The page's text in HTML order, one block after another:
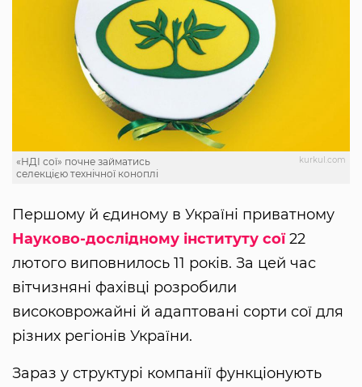
kurkul.com
«НДІ сої» почне займатись
селекцією технічної коноплі
Першому й єдиному в Україні приватному
Науково-дослідному інституту сої22
лютого виповнилось 11 років. За цей час
вітчизняні фахівці розробили
високоврожайні й адаптовані сорти сої для
різних регіонів України.
Зараз у структурі компанії функціонують